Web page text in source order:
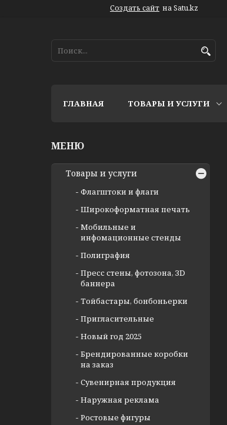
Создать сайт на Satu.kz
ГЛАВНАЯ ТОВАРЫ И УСЛУГИ
Товары и услуги
Флагштоки и флаги
Широкоформатная печать
Мобильные и
инфомационные стенды
Полиграфия
Пресс стены, фотозона, ЗD
баннера
Тойбастары, бонбоньерки
Пригласительные
Новый год 2025
Брендированные коробки
на заказ
Сувенирная продукция
Наружная реклама
Ростовые фигуры